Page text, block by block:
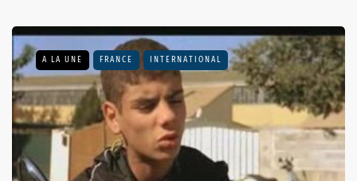
A LA UNE FRANCE INTERNATIONAL